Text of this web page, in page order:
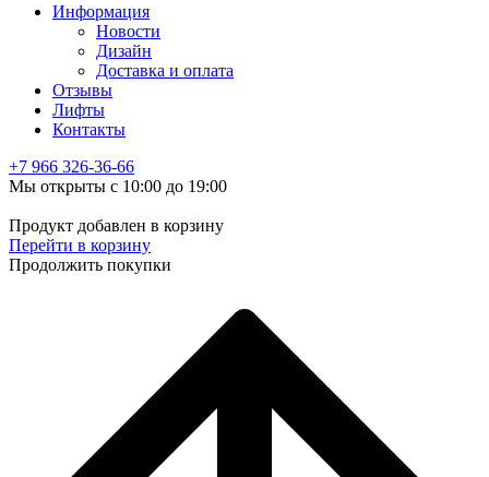
Информация
Новости
Дизайн
Доставка и оплата
Отзывы
Лифты
Контакты
+7 966 326-36-66
Мы открыты с 10:00 до 19:00
Продукт добавлен в корзину
Перейти в корзину
Продолжить покупки